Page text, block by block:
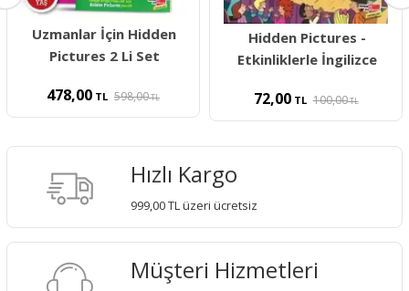
Uzmanlar İçin Hidden
Pictures 2 Li Set
478,00 TL 598,00TL
Hidden Pictures -
Etkinliklerle İngilizce
72,00TL 100,00TL
Hızlı Kargo
999,00 TL üzeri ücretsiz
Müşteri Hizmetleri